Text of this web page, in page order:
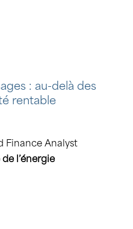
: au-delà des
rentable
Finance Analyst
l’énergie